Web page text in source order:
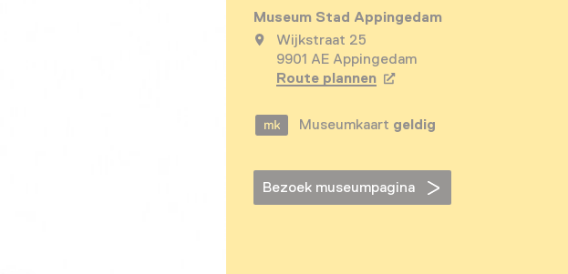
Museum Stad Appingedam
Wijkstraat 25
9901 AE Appingedam
Route plannen Opent in een nieuw tabblad
Museumkaart geldig
Bezoek museumpagina